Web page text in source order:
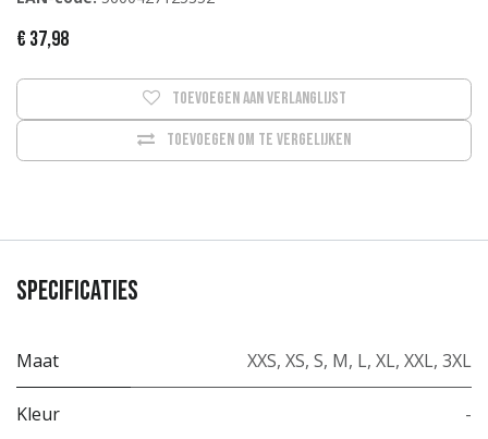
€ 37,98
Toevoegen om te vergelijken
Toevoegen aan verlanglijst
Specificaties
Maat XXS, XS, S, M, L, XL, XXL, 3XL
Kleur -